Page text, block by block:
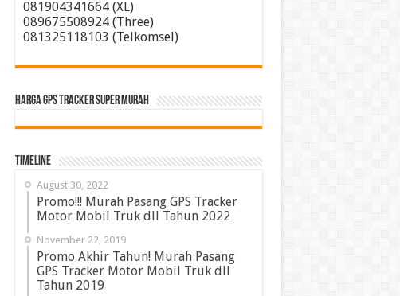
081904341664 (XL)
089675508924 (Three)
081325118103 (Telkomsel)
HARGA GPS TRACKER SUPER MURAH
Timeline
August 30, 2022
Promo!!! Murah Pasang GPS Tracker
Motor Mobil Truk dll Tahun 2022
November 22, 2019
Promo Akhir Tahun! Murah Pasang
GPS Tracker Motor Mobil Truk dll
Tahun 2019